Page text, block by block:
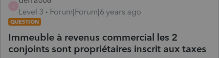
Level 3
Forum|Forum|6 years ago
QUESTION
Immeuble à revenus commercial les 2
conjoints sont propriétaires inscrit aux taxes